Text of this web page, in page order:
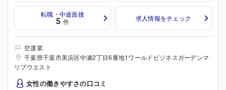
転職・中途面接
5 件 求人情報をチェック
空運業
千葉県千葉市美浜区中瀬2丁目6番地1ワールドビジネスガーデンマ
リブウエスト
女性の働きやすさの口コミ